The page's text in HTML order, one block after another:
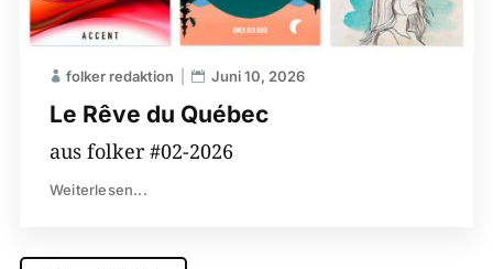
Le Rêve du Québec
folker redaktion Juni 10, 2026
aus folker #02-2026
Weiterlesen...